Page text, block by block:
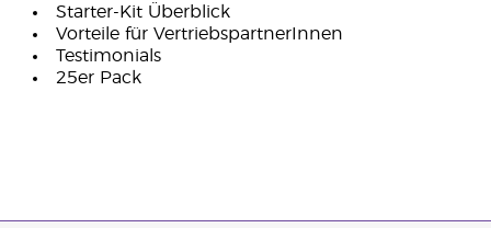
Starter-Kit Überblick
Vorteile für VertriebspartnerInnen
Testimonials
25er Pack